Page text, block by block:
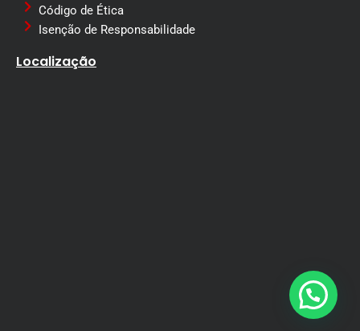
Código de Ética
Isenção de Responsabilidade
Localização